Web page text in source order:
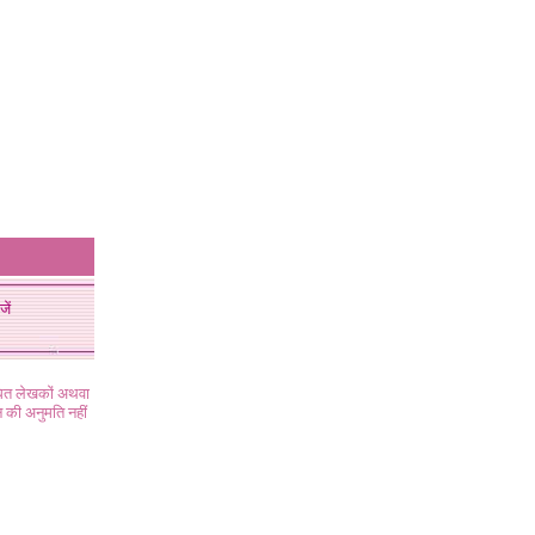
लेखकों अथवा
अनुमति नहीं